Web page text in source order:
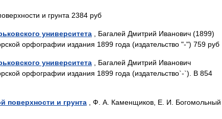
и грунта 2384 руб
университета , Багалей Дмитрий Иванович (1899)
орфографии издания 1899 года (издательство "-") 759 руб
университета , Багалей Дмитрий Иванович
орфографии издания 1899 года (издательство`-`). В 854
поверхности и грунта , Ф. А. Каменщиков, Е. И. Богомольный